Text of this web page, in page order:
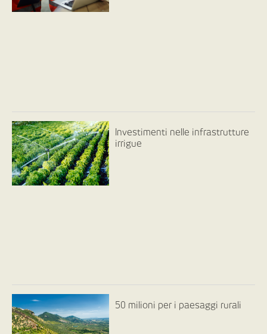
Investimenti nelle infrastrutture
irrigue
50 milioni per i paesaggi rurali